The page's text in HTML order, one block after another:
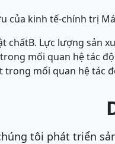
của kinh tế-chính trị
chấtB. Lực lượng sản
trong mối quan hệ tác
trong mối quan hệ tác
tôi phát triển